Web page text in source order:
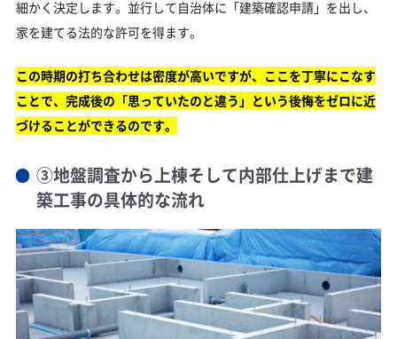
細かく決定します。並行して自治体に「建築確認申請」を出し、
家を建てる法的な許可を得ます。
この時期の打ち合わせは密度が高いですが、ここを丁寧にこなす
ことで、完成後の「思っていたのと違う」という後悔をゼロに近
づけることができるのです。
③地盤調査から上棟そして内部仕上げまで建
築工事の具体的な流れ